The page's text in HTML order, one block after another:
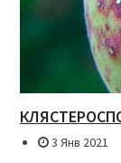
3 Янв 2021